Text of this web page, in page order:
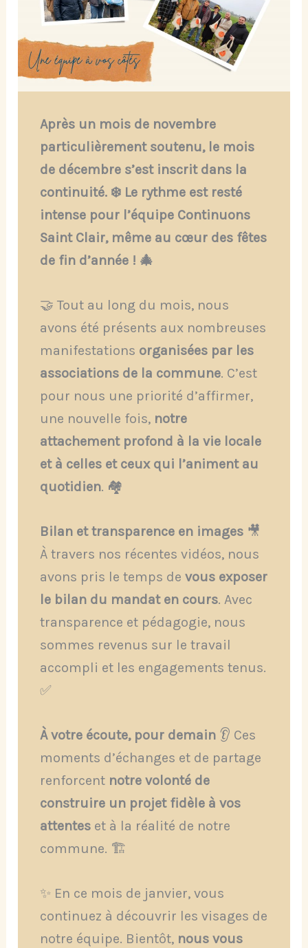
Après un mois de novembre
particulièrement soutenu, le mois
de décembre s’est inscrit dans la
continuité. ❄️ Le rythme est resté
intense pour l’équipe Continuons
Saint Clair, même au cœur des fêtes
de fin d’année ! 🎄
🤝 Tout au long du mois, nous
avons été présents aux nombreuses
manifestations organisées par les
associations de la commune. C’est
pour nous une priorité d’affirmer,
une nouvelle fois, notre
attachement profond à la vie locale
et à celles et ceux qui l’animent au
quotidien. 🏘️
Bilan et transparence en images🎥
À travers nos récentes vidéos, nous
avons pris le temps de vous exposer
le bilan du mandat en cours. Avec
transparence et pédagogie, nous
sommes revenus sur le travail
accompli et les engagements tenus.
✅
À votre écoute, pour demain👂 Ces
moments d’échanges et de partage
renforcent notre volonté de
construire un projet fidèle à vos
attenteset à la réalité de notre
commune. 🏗️
✨ En ce mois de janvier, vous
continuez à découvrir les visages de
notre équipe. Bientôt, nous vous